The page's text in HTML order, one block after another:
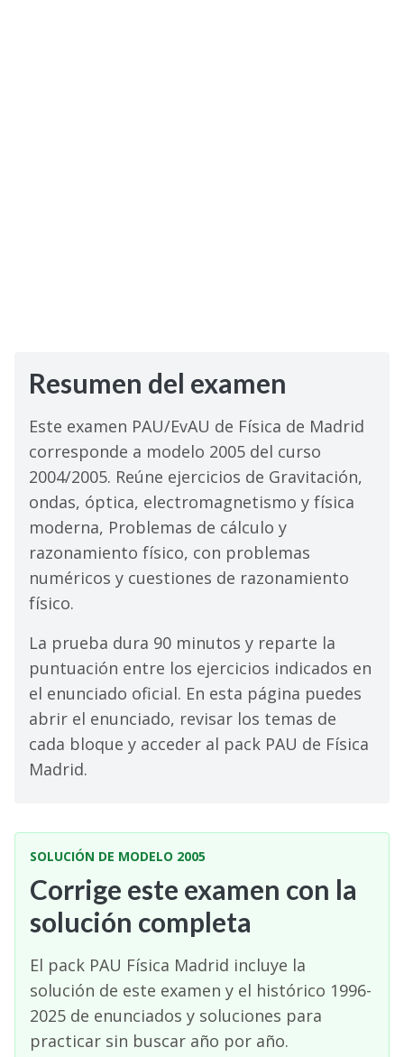
Resumen del examen
Este examen PAU/EvAU de Física de Madrid
corresponde a modelo 2005 del curso
2004/2005. Reúne ejercicios de Gravitación,
ondas, óptica, electromagnetismo y física
moderna, Problemas de cálculo y
razonamiento físico, con problemas
numéricos y cuestiones de razonamiento
físico.
La prueba dura 90 minutos y reparte la
puntuación entre los ejercicios indicados en
el enunciado oficial. En esta página puedes
abrir el enunciado, revisar los temas de
cada bloque y acceder al pack PAU de Física
Madrid.
SOLUCIÓN DE MODELO 2005
Corrige este examen con la
solución completa
El pack PAU Física Madrid incluye la
solución de este examen y el histórico 1996-
2025 de enunciados y soluciones para
practicar sin buscar año por año.